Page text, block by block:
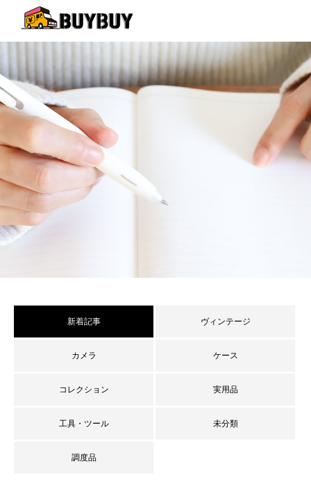
新着記事 ヴィンテージ
カメラ ケース
コレクション 実用品
工具・ツール 未分類
調度品